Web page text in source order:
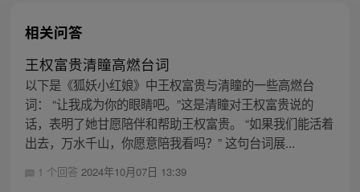
相关问答
王权富贵清瞳高燃台词
以下是《狐妖小红娘》中王权富贵与清瞳的一些高燃台
词： “让我成为你的眼睛吧。”这是清瞳对王权富贵说的
话，表明了她甘愿陪伴和帮助王权富贵。 “如果我们能活着
出去，万水千山，你愿意陪我看吗？” 这句台词展...
1 个回答 2024年10月07日 13:39